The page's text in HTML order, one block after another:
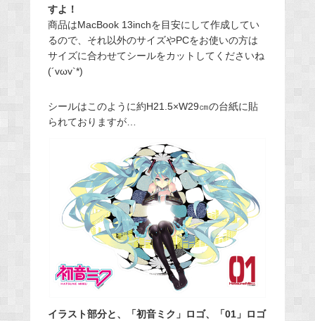
すよ！
商品はMacBook 13inchを目安にして作成してい
るので、それ以外のサイズやPCをお使いの方は
サイズに合わせてシールをカットしてくださいね
(´vωv`*)
シールはこのように約H21.5×W29㎝の台紙に貼
られておりますが…
イラスト部分と、「初音ミク」ロゴ、「01」ロゴ